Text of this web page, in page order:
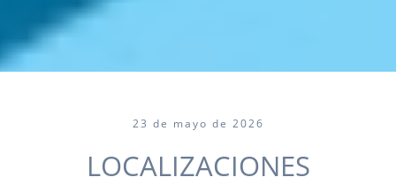
23 de mayo de 2026
LOCALIZACIONES